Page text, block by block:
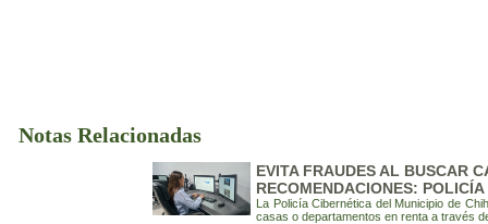
Notas Relacionadas
EVITA FRAUDES AL BUSCAR
RECOMENDACIONES:
La Policía Cibernética del Municipio de
casas o departamentos en renta a través